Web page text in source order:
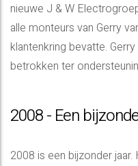
nieuwe J & W
alle monteurs van Gerry
klantenkring bevatte.
betrokken ter
2008 - Een
2008 is een bijzonder jaar.